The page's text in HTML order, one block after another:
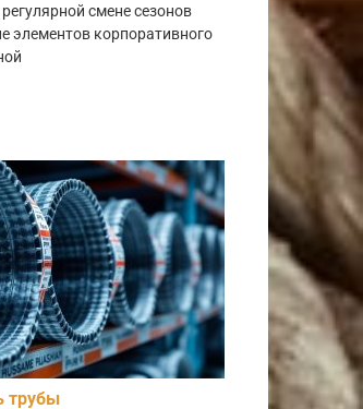
смене сезонов
элементов корпоративного
трубы